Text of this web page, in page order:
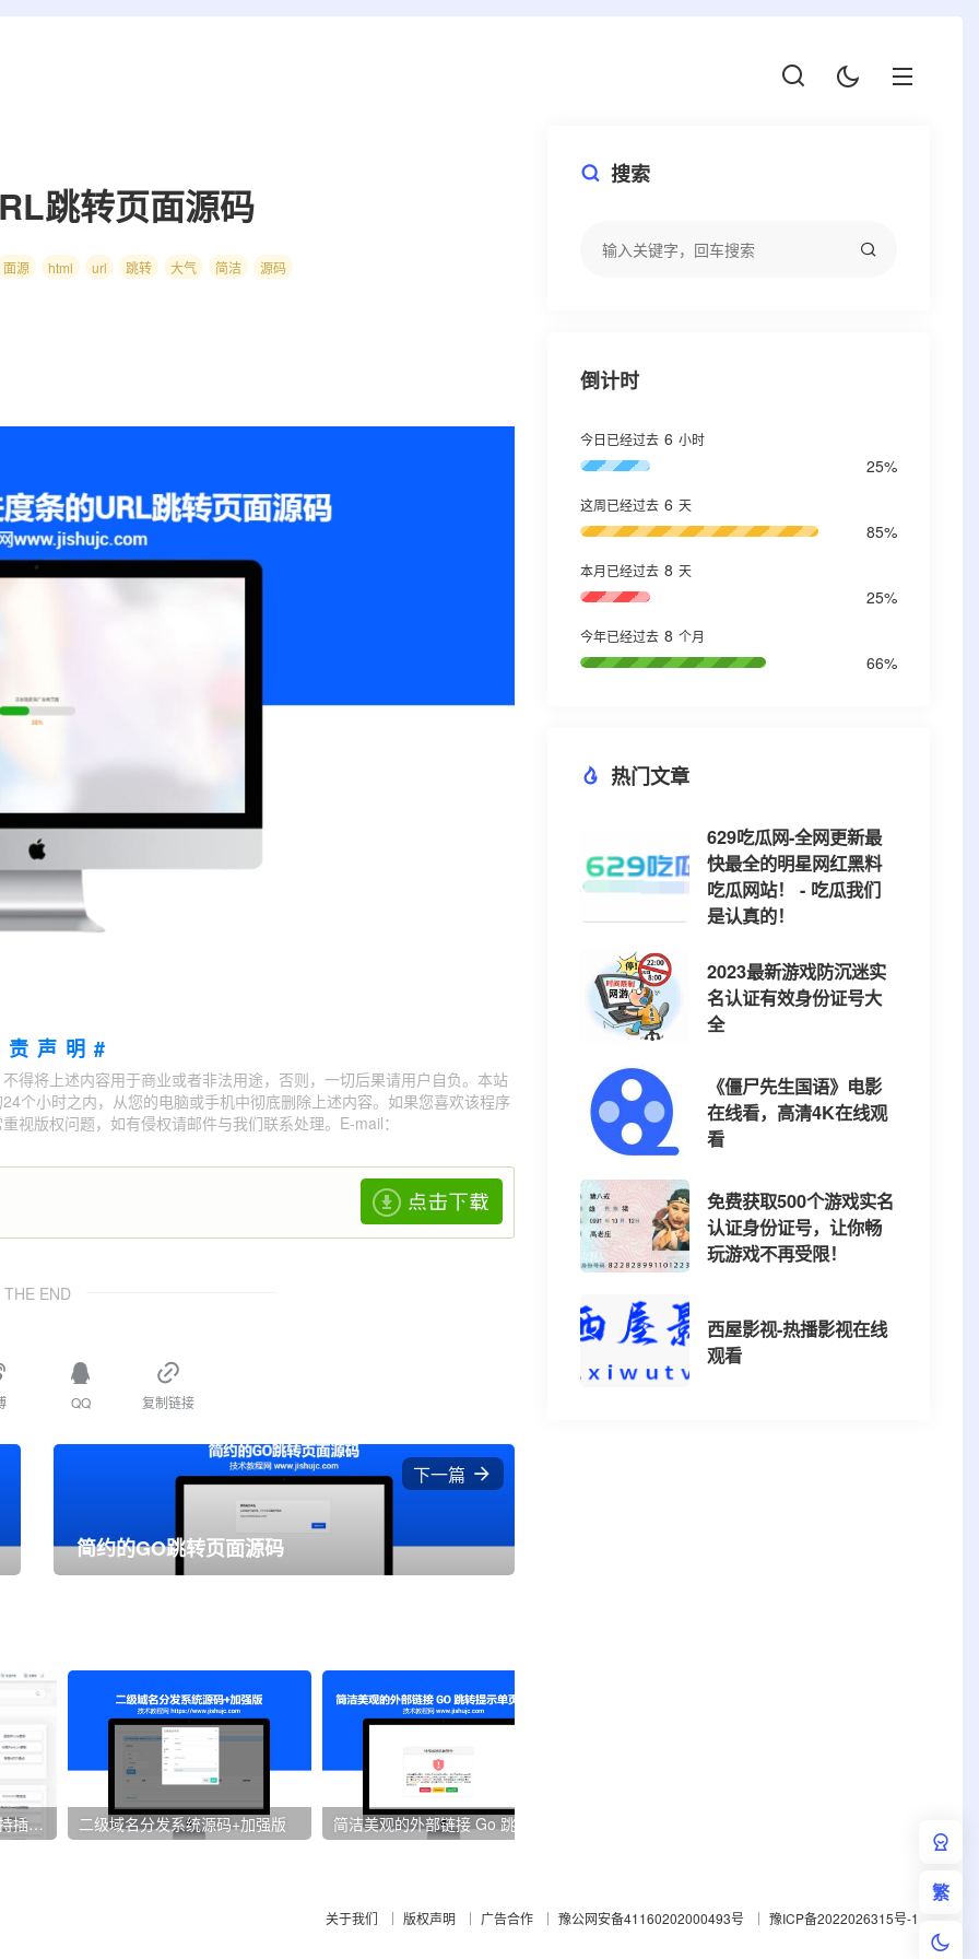
跳转页面源码
面源 html url 跳转 大气 简洁 源码
声明#
得将上述内容用于商业或者非法用途，否则，一切后果请用户自负。本站
个小时之内，从您的电脑或手机中彻底删除上述内容。如果您喜欢该程序
视版权问题，如有侵权请邮件与我们联系处理。E-mail：
THE END
QQ 复制链接
下一篇
简约的GO跳转页面源码
全新安装版工具网源码,支持插件扩展,自带70多个工具 二级域名分发系统源码+加强版
搜索
倒计时
今日已经过去 6 小时
25%
这周已经过去 6 天
85%
本月已经过去 8 天
25%
今年已经过去 8 个月
66%
热门文章
629吃瓜网-全网更新最
快最全的明星网红黑料
吃瓜网站！ - 吃瓜我们
是认真的！
2023最新游戏防沉迷实
名认证有效身份证号大
全
《僵尸先生国语》电影
在线看，高清4K在线观
看
免费获取500个游戏实名
认证身份证号，让你畅
玩游戏不再受限！
西屋影视-热播影视在线
观看
关于我们 版权声明 广告合作 豫公网安备41160202000493号 豫ICP备2022026315号-1
繁